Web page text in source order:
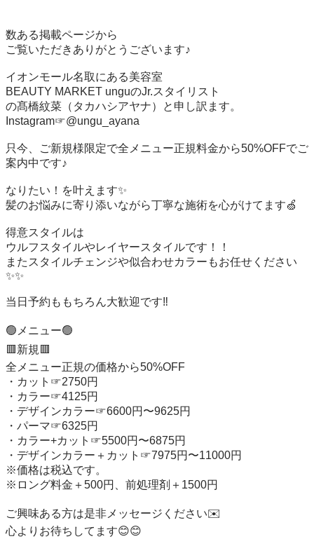
数ある掲載ページから
ご覧いただきありがとうございます♪
イオンモール名取にある美容室
BEAUTY MARKET unguのJr.スタイリスト
の髙橋紋菜（タカハシアヤナ）と申し訳ます。
Instagram☞@ungu_ayana
只今、ご新規様限定で全メニュー正規料金から50%OFFでご
案内中です♪
なりたい！を叶えます✨
髪のお悩みに寄り添いながら丁寧な施術を心がけてます🍏
得意スタイルは
ウルフスタイルやレイヤースタイルです！！
またスタイルチェンジや似合わせカラーもお任せください
✨✨
当日予約ももちろん大歓迎です‼️
🟢メニュー🟢
🟥新規🟥
全メニュー正規の価格から50%OFF
・カット☞2750円
・カラー☞4125円
・デザインカラー☞6600円〜9625円
・パーマ☞6325円
・カラー+カット☞5500円〜6875円
・デザインカラー＋カット☞7975円〜11000円
※価格は税込です。
※ロング料金＋500円、前処理剤＋1500円
ご興味ある方は是非メッセージください✉️
心よりお待ちしてます😊😊